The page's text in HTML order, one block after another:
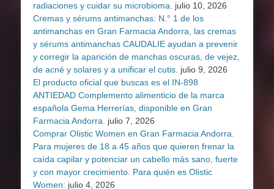
radiaciones y cuidar su microbioma. julio 10, 2026
Cremas y sérums antimanchas: N.° 1 de los
antimanchas en Gran Farmacia Andorra, las cremas
y sérums antimanchas CAUDALIE ayudan a prevenir
y corregir la aparición de manchas oscuras, de vejez,
de acné y solares y a unificar el cutis. julio 9, 2026
El producto oficial que buscas es el IN-898
ANTIEDAD Complemento alimenticio de la marca
española Gema Herrerías, disponible en Gran
Farmacia Andorra. julio 7, 2026
Comprar Olistic Women en Gran Farmacia Andorra.
Para mujeres de 18 a 45 años que quieren frenar la
caída capilar y potenciar un cabello más sano, fuerte
y con mayor crecimiento. Para quién es Olistic
Women: julio 4, 2026